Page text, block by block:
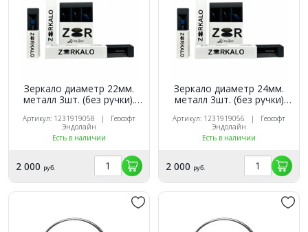
Зеркало диаметр 22мм.
металл 3шт. (без ручки).
Артикул: 1231919058 | Геософт
Эндолайн
Есть в наличии
2 000 руб.
Зеркало диаметр 24мм.
металл 3шт. (без ручки)
Артикул: 1231919056 | Геософт
Эндолайн
Есть в наличии
2 000 руб.